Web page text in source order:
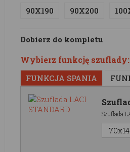
90X190 90X200
Dobierz do kompletu
Wybierz funkcję szuflady:
FUNKCJA SPANIA
Szuflada